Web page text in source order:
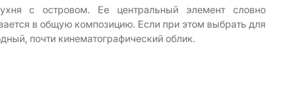
с островом. Ее центральный элемент словно
в общую композицию. Если при этом выбрать для
почти кинематографический облик.